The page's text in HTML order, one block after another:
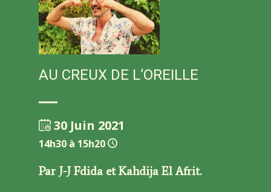
AU CREUX DE L’OREILLE
30 Juin 2021
14h30 à 15h20
Par J-J Fdida et Kahdija El Afrit.